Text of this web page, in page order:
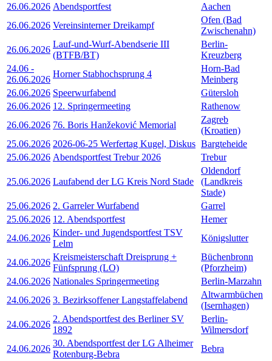
26.06.2026 Abendsportfest
Aachen
26.06.2026 Vereinsinterner Dreikampf
Ofen (Bad
Zwischenahn)
26.06.2026
Lauf-und-Wurf-Abendserie III
(BTFB/BT)
Berlin-
Kreuzberg
24.06 -
26.06.2026
Horner Stabhochsprung 4
Horn-Bad
Meinberg
26.06.2026 Speerwurfabend
Gütersloh
26.06.2026 12. Springermeeting
Rathenow
26.06.2026 76. Boris Hanžeković Memorial
Zagreb
(Kroatien)
25.06.2026 2026-06-25 Werfertag Kugel, Diskus Bargteheide
25.06.2026 Abendsportfest Trebur 2026 Trebur
25.06.2026 Laufabend der LG Kreis Nord Stade
Oldendorf
(Landkreis
Stade)
25.06.2026 2. Garreler Wurfabend
Garrel
25.06.2026 12. Abendsportfest
Hemer
24.06.2026
Kinder- und Jugendsportfest TSV
Lelm
Königslutter
24.06.2026
Kreismeisterschaft Dreisprung +
Fünfsprung (LO)
Büchenbronn
(Pforzheim)
24.06.2026 Nationales Springermeeting
Berlin-Marzahn
24.06.2026 3. Bezirksoffener Langstaffelabend
Altwarmbüchen
(Isernhagen)
24.06.2026
2. Abendsportfest des Berliner SV
1892
Berlin-
Wilmersdorf
24.06.2026
30. Abendsportfest der LG Alheimer
Rotenburg-Bebra
Bebra